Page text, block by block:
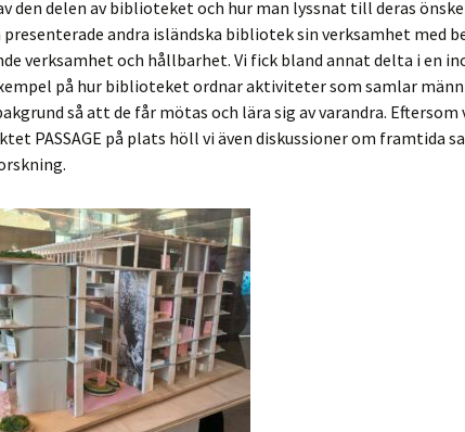
den delen av biblioteket och hur man lyssnat till deras
presenterade andra isländska bibliotek sin verksamhet med
verksamhet och hållbarhet. Vi fick bland annat delta i en
på hur biblioteket ordnar aktiviteter som samlar
så att de får mötas och lära sig av varandra. Eftersom
PASSAGE på plats höll vi även diskussioner om framtida